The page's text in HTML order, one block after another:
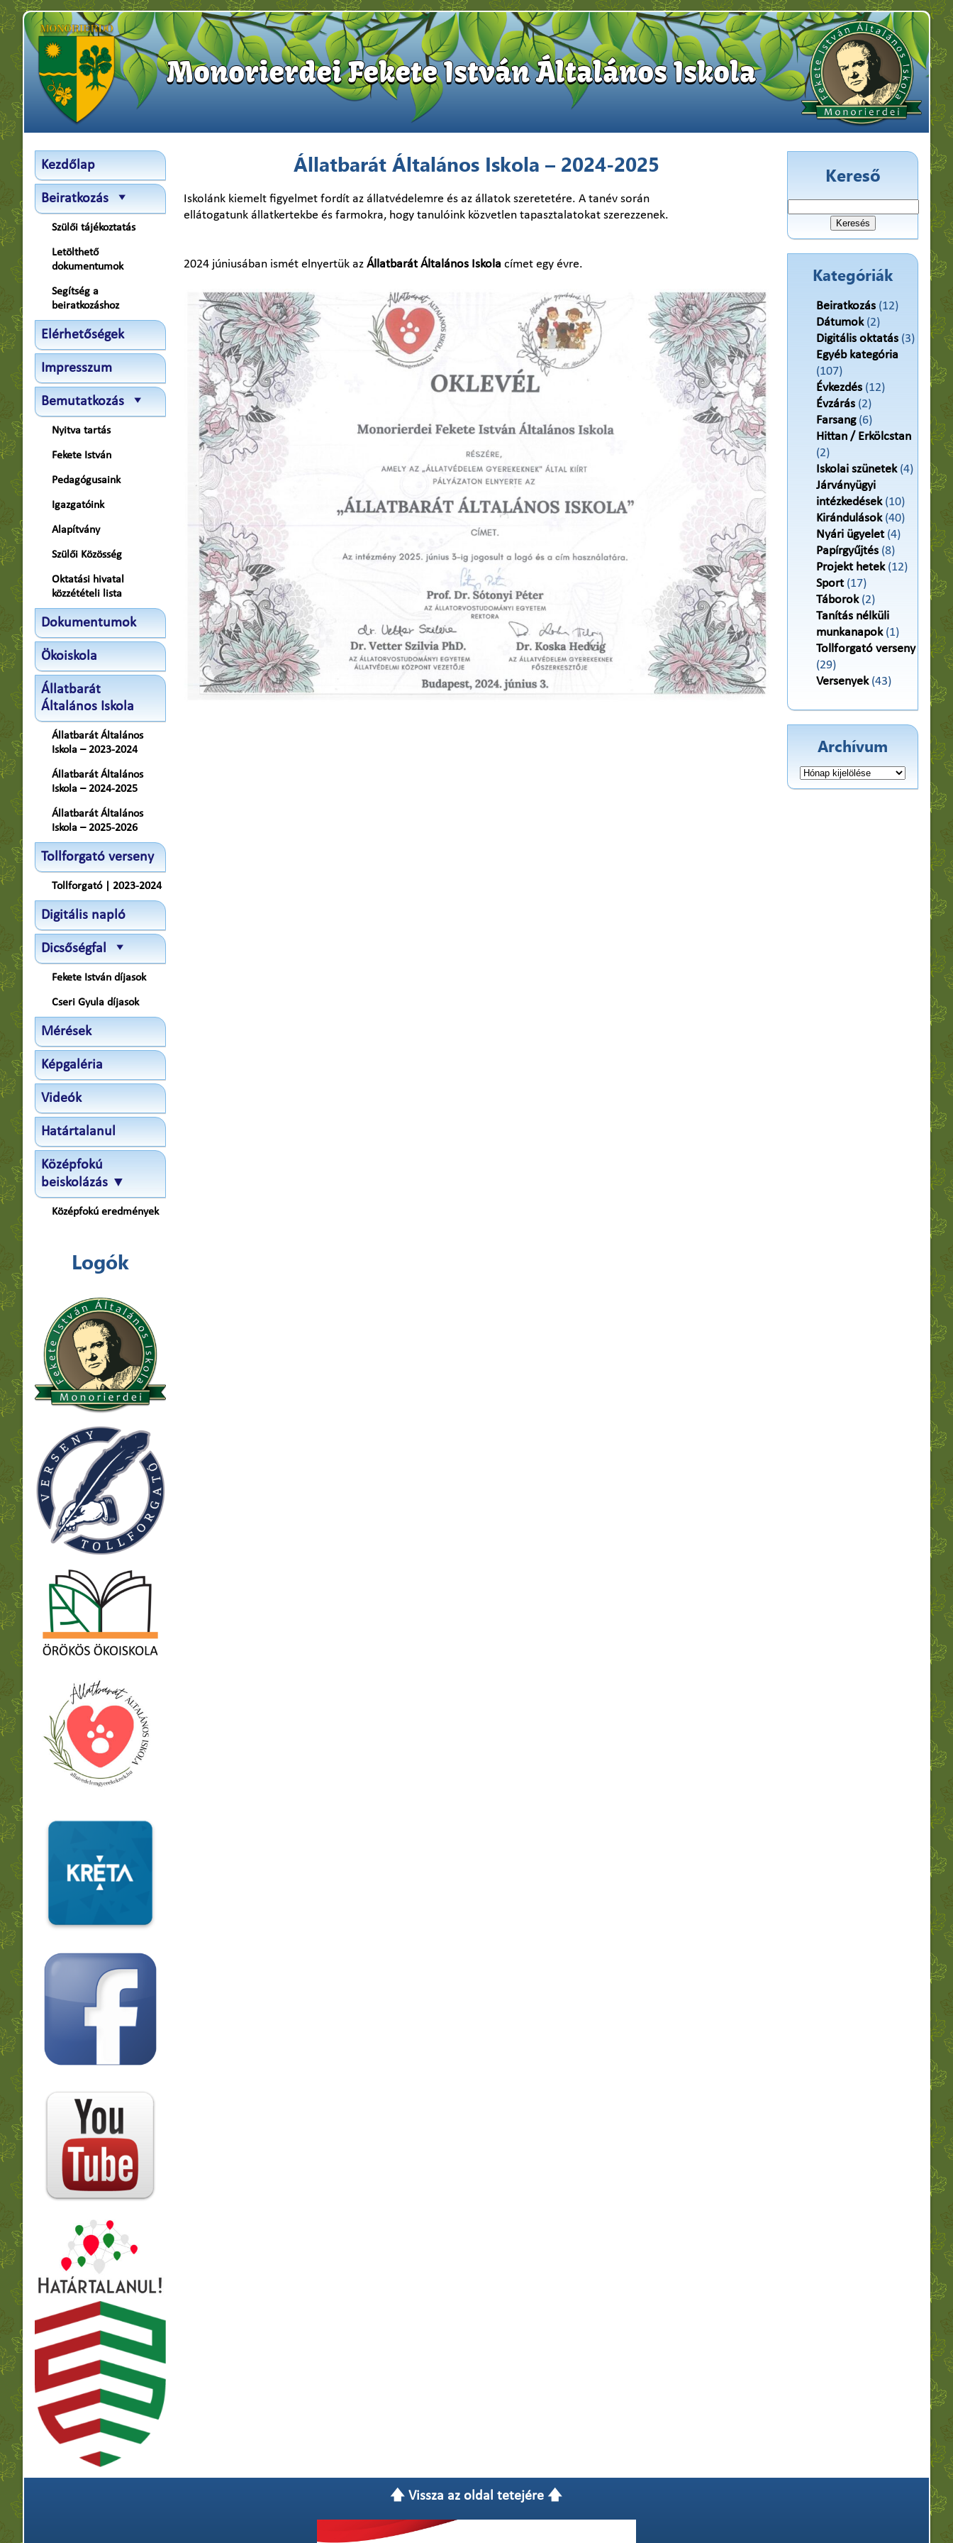
Monorierdei Fekete István Általános Iskola
Kezdőlap
Beiratkozás
Szülői tájékoztatás
Letölthető
dokumentumok
Segítség a
beiratkozáshoz
Elérhetőségek
Impresszum
Bemutatkozás
Nyitva tartás
Fekete István
Pedagógusaink
Igazgatóink
Alapítvány
Szülői Közösség
Oktatási hivatal
közzétételi lista
Dokumentumok
Ökoiskola
Állatbarát
Általános Iskola
Állatbarát Általános
Iskola – 2023-2024
Állatbarát Általános
Iskola – 2024-2025
Állatbarát Általános
Iskola – 2025-2026
Tollforgató verseny
Tollforgató | 2023-2024
Digitális napló
Dicsőségfal
Fekete István díjasok
Cseri Gyula díjasok
Mérések
Képgaléria
Videók
Határtalanul
Középfokú
beiskolázás ▼
Középfokú eredmények
Logók
Állatbarát Általános Iskola – 2024-2025
Iskolánk kiemelt figyelmet fordít az állatvédelemre és az állatok szeretetére. A tanév során
ellátogatunk állatkertekbe és farmokra, hogy tanulóink közvetlen tapasztalatokat szerezzenek.
2024 júniusában ismét elnyertük az Állatbarát Általános Iskola címet egy évre.
Kereső
Kategóriák
Beiratkozás (12)
Dátumok(2)
Digitális oktatás (3)
Egyéb kategória
(107)
Évkezdés (12)
Évzárás (2)
Farsang(6)
Hittan / Erkölcstan
(2)
Iskolai szünetek(4)
Járványügyi
intézkedések(10)
Kirándulások(40)
Nyári ügyelet(4)
Papírgyűjtés (8)
Projekt hetek(12)
Sport(17)
Táborok(2)
Tanítás nélküli
munkanapok(1)
Tollforgató verseny
(29)
Versenyek(43)
Archívum
Archívum
🡅 Vissza az oldal tetejére 🡅